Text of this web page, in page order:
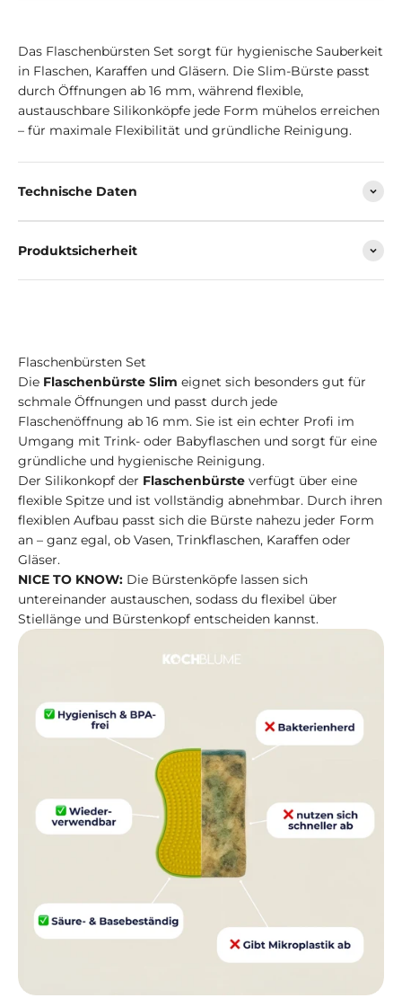
Das Flaschenbürsten Set sorgt für hygienische Sauberkeit
in Flaschen, Karaffen und Gläsern. Die Slim-Bürste passt
durch Öffnungen ab 16 mm, während flexible,
austauschbare Silikonköpfe jede Form mühelos erreichen
– für maximale Flexibilität und gründliche Reinigung.
Technische Daten
Produktsicherheit
Flaschenbürsten Set
Die Flaschenbürste Slim eignet sich besonders gut für
schmale Öffnungen und passt durch jede
Flaschenöffnung ab 16 mm. Sie ist ein echter Profi im
Umgang mit Trink- oder Babyflaschen und sorgt für eine
gründliche und hygienische Reinigung.
Der Silikonkopf der Flaschenbürste verfügt über eine
flexible Spitze und ist vollständig abnehmbar. Durch ihren
flexiblen Aufbau passt sich die Bürste nahezu jeder Form
an – ganz egal, ob Vasen, Trinkflaschen, Karaffen oder
Gläser.
NICE TO KNOW: Die Bürstenköpfe lassen sich
untereinander austauschen, sodass du flexibel über
Stiellänge und Bürstenkopf entscheiden kannst.